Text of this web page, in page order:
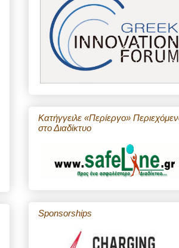
Κατήγγειλε «Περίεργο»
στο Διαδίκτυο
Sponsorships